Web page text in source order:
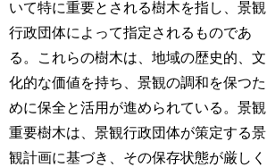
いて特に重要とされる樹木を指し、景観
行政団体によって指定されるものであ
る。これらの樹木は、地域の歴史的、文
化的な価値を持ち、景観の調和を保つた
めに保全と活用が進められている。景観
重要樹木は、景観行政団体が策定する景
観計画に基づき、その保存状態が厳しく